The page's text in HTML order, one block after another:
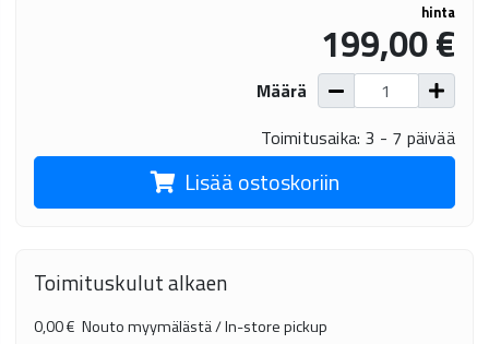
hinta
199,00 €
Määrä
Toimitusaika: 3 - 7 päivää
Lisää ostoskoriin
Toimituskulut alkaen
0,00 € Nouto myymälästä / In-store pickup